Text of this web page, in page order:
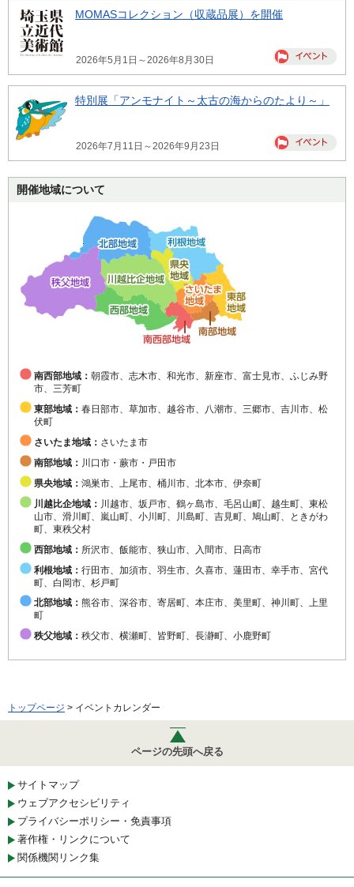
MOMASコレクション（収蔵品展）を開催
2026年5月1日～2026年8月30日
特別展「アンモナイト～太古の海からのたより～」
2026年7月11日～2026年9月23日
開催地域について
南西部地域： 朝霞市、志木市、和光市、新座市、富士見市、ふじみ野
市、三芳町
東部地域： 春日部市、草加市、越谷市、八潮市、三郷市、吉川市、松
伏町
さいたま地域： さいたま市
南部地域： 川口市・蕨市・戸田市
県央地域： 鴻巣市、上尾市、桶川市、北本市、伊奈町
川越比企地域： 川越市、坂戸市、鶴ヶ島市、毛呂山町、越生町、東松
山市、滑川町、嵐山町、小川町、川島町、吉見町、鳩山町、ときがわ
町、東秩父村
西部地域： 所沢市、飯能市、狭山市、入間市、日高市
利根地域： 行田市、加須市、羽生市、久喜市、蓮田市、幸手市、宮代
町、白岡市、杉戸町
北部地域： 熊谷市、深谷市、寄居町、本庄市、美里町、神川町、上里
町
秩父地域： 秩父市、横瀬町、皆野町、長瀞町、小鹿野町
トップページ > イベントカレンダー
ページの先頭へ戻る
サイトマップ
ウェブアクセシビリティ
プライバシーポリシー・免責事項
著作権・リンクについて
関係機関リンク集